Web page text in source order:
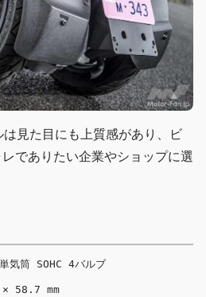
見た目にも上質感があり、ビ
でありたい企業やショップに選
気筒 SOHC 4バルブ
× 58.7 mm